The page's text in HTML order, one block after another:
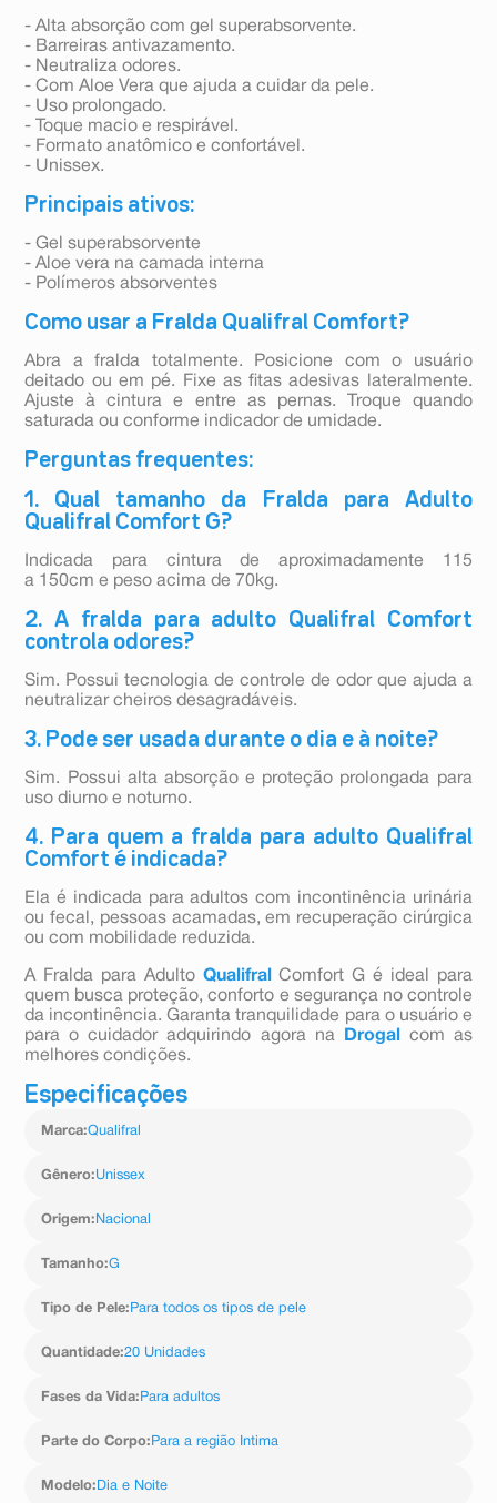
- Alta absorção com gel superabsorvente.
- Barreiras antivazamento.
- Neutraliza odores.
- Com Aloe Vera que ajuda a cuidar da pele.
- Uso prolongado.
- Toque macio e respirável.
- Formato anatômico e confortável.
- Unissex.
Principais ativos:
- Gel superabsorvente
- Aloe vera na camada interna
- Polímeros absorventes
Como usar a Fralda Qualifral Comfort?
Abra a fralda totalmente. Posicione com o usuário
deitado ou em pé. Fixe as fitas adesivas lateralmente.
Ajuste à cintura e entre as pernas. Troque quando
saturada ou conforme indicador de umidade.
Perguntas frequentes:
1. Qual tamanho da Fralda para Adulto
Qualifral Comfort G?
Indicada para cintura de aproximadamente 115
a 150cm e peso acima de 70kg.
2. A fralda para adulto Qualifral Comfort
controla odores?
Sim. Possui tecnologia de controle de odor que ajuda a
neutralizar cheiros desagradáveis.
3. Pode ser usada durante o dia e à noite?
Sim. Possui alta absorção e proteção prolongada para
uso diurno e noturno.
4. Para quem a fralda para adulto Qualifral
Comfort é indicada?
Ela é indicada para adultos com incontinência urinária
ou fecal, pessoas acamadas, em recuperação cirúrgica
ou com mobilidade reduzida.
A Fralda para Adulto Qualifral
Comfort G é ideal para
quem busca proteção, conforto e segurança no controle
da incontinência. Garanta tranquilidade para o usuário e
para o cuidador adquirindo agora na
Drogal
com as
melhores condições.
Especificações
Marca:Qualifral
Gênero:Unissex
Origem: Nacional
Tamanho:G
Tipo de Pele: Para todos os tipos de pele
Quantidade:20 Unidades
Fases da Vida: Para adultos
Parte do Corpo: Para a região Intima
Modelo: Dia e Noite